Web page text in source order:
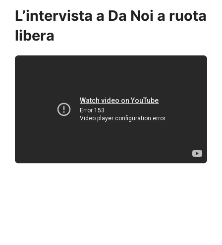
L’intervista a Da Noi a ruota
libera